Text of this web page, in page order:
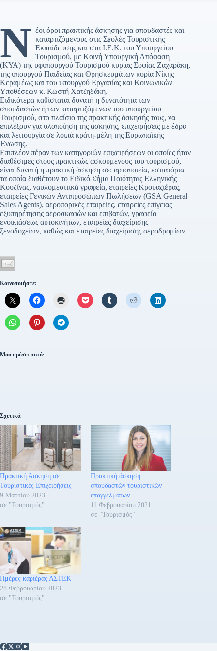
Ν έοι όροι πρακτικής άσκησης για σπουδαστές και
καταρτιζόμενους στις Σχολές Τουριστικής
Εκπαίδευσης και στα Ι.Ε.Κ. του Υπουργείου
Τουρισμού, με Κοινή Υπουργική Απόφαση
(ΚΥΑ) της υφυπουργού Τουρισμού κυρίας Σοφίας Ζαχαράκη,
της υπουργού Παιδείας και Θρησκευμάτων κυρία Νίκης
Κεραμέως και του υπουργού Εργασίας και Κοινωνικών
Υποθέσεων κ. Κωστή Χατζηδάκη.
Ειδικότερα καθίσταται δυνατή η δυνατότητα των
σπουδαστών ή των καταρτιζόμενων του υπουργείου
Τουρισμού, στο πλαίσιο της πρακτικής άσκησής τους, να
επιλέξουν για υλοποίηση της άσκησης, επιχειρήσεις με έδρα
και λειτουργία σε λοιπά κράτη-μέλη της Ευρωπαϊκής
Ένωσης.
Επιπλέον πέραν των κατηγοριών επιχειρήσεων οι οποίες ήταν
διαθέσιμες στους πρακτικώς ασκούμενους του τουρισμού,
είναι δυνατή η πρακτική άσκηση σε: αρτοποιεία, εστιατόρια
τα οποία διαθέτουν το Ειδικό Σήμα Ποιότητας Ελληνικής
Κουζίνας, ναυλομεσιτικά γραφεία, εταιρείες Κρουαζιέρας,
εταιρείες Γενικών Αντιπροσώπων Πωλήσεων (GSA General
Sales Agents), αεροπορικές εταιρείες, εταιρείες επίγειας
εξυπηρέτησης αεροσκαφών και επιβατών, γραφεία
ενοικιάσεως αυτοκινήτων, εταιρείες διαχείρισης
ξενοδοχείων, καθώς και εταιρείες διαχείρισης αεροδρομίων.
Κοινοποιήστε:
Μου αρέσει αυτό:
Σχετικά
Πρακτική Άσκηση σε
Τουριστικές Επιχειρήσεις
9 Μαρτίου 2023
σε "Τουρισμός"
Πρακτική άσκηση
σπουδαστών τουριστικών
επαγγελμάτων
11 Φεβρουαρίου 2021
σε "Τουρισμός"
Ημέρες καριέρας ΑΣΤΕΚ
28 Φεβρουαρίου 2023
σε "Τουρισμός"